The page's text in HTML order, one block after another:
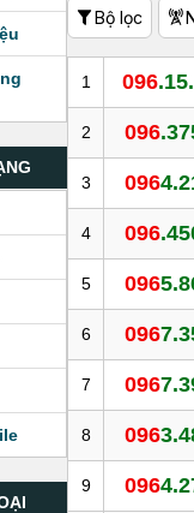
Bộ lọc
1 096
2 096
3 096
4 096
5 096
6 096
7 096
8 096
9 096